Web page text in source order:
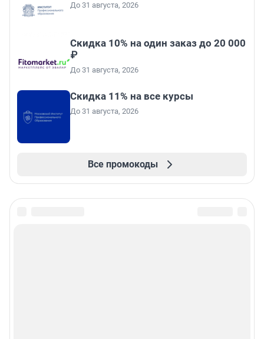
До 31 августа, 2026
Скидка 10% на один заказ до 20 000
₽
До 31 августа, 2026
Скидка 11% на все курсы
До 31 августа, 2026
Все промокоды